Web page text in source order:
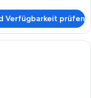
Verfügbarkeit prüfen
mit einem Bett, einer